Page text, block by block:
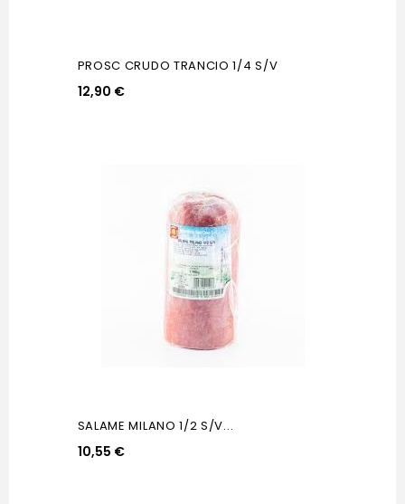
PROSC CRUDO TRANCIO 1/4 S/V
12,90 €
SALAME MILANO 1/2 S/V...
10,55 €